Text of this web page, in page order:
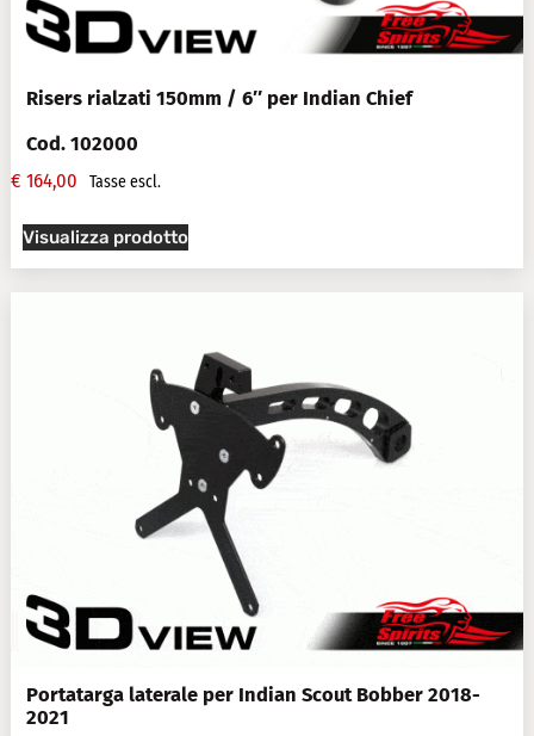
Risers rialzati 150mm / 6″ per Indian Chief
Cod. 102000
€ 164,00 Tasse escl.
Visualizza prodotto
Portatarga laterale per Indian Scout Bobber 2018-
2021